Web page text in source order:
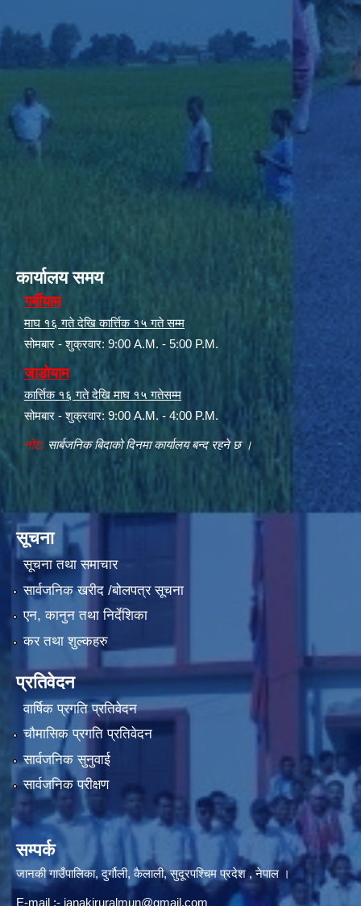
कार्यालय समय
गर्मीयाम
माघ १६ गते देखि कार्त्तिक १५ गते सम्म
सोमबार - शुक्रवार: 9:00 A.M. - 5:00 P.M.
जाडोयाम
कार्त्तिक १६ गते देखि माघ १५ गतेसम्म
सोमबार - शुक्रवार: 9:00 A.M. - 4:00 P.M.
नोट: सार्बजनिक बिदाको दिनमा कार्यालय बन्द रहने छ ।
सूचना
सूचना तथा समाचार
सार्वजनिक खरीद /बोलपत्र सूचना
एन, कानुन तथा निर्देशिका
कर तथा शुल्कहरु
प्रतिवेदन
वार्षिक प्रगति प्रतिवेदन
चौमासिक प्रगति प्रतिवेदन
सार्वजनिक सुनुवाई
सार्वजनिक परीक्षण
सम्पर्क
जानकी गाउँपालिका, दुर्गौली, कैलाली, सुदूरपश्चिम प्रदेश , नेपाल ।
E-mail :- janakiruralmun@gmail.com